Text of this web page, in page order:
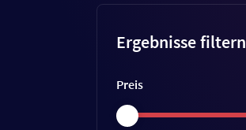
Ergebnisse filtern
Preis